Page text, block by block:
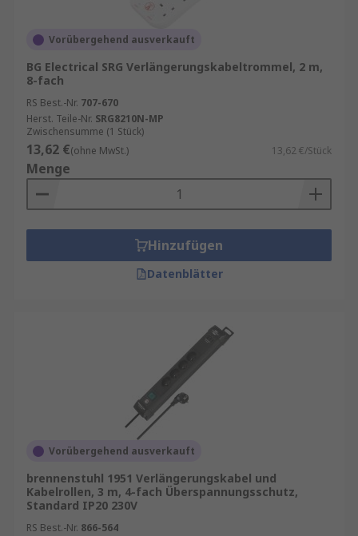
Vorübergehend ausverkauft
BG Electrical SRG Verlängerungskabeltrommel, 2 m,
8-fach
RS Best.-Nr. 707-670
Herst. Teile-Nr. SRG8210N-MP
Zwischensumme (1 Stück)
13,62 €(ohne MwSt.) 13,62 €/Stück
Menge
Hinzufügen
Datenblätter
Vorübergehend ausverkauft
brennenstuhl 1951 Verlängerungskabel und
Kabelrollen, 3 m, 4-fach Überspannungsschutz,
Standard IP20 230V
RS Best.-Nr. 866-564